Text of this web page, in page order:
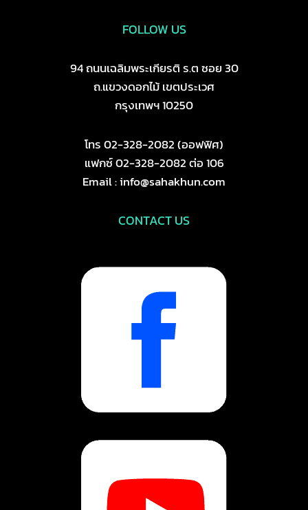
FOLLOW US
94 ถนนเฉลิมพระเกียรติ ร.ต ซอย 30
ถ.แขวงดอกไม้ เขตประเวศ
กรุงเทพฯ 10250
โทร 02-328-2082 (ออฟฟิศ)
แฟกซ์ 02-328-2082 ต่อ 106
Email : info@sahakhun.com
CONTACT US